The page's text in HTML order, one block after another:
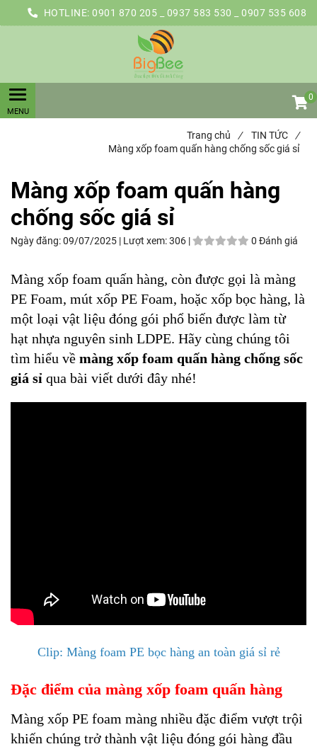
HOTLINE: 0901 870 205 _ 0937 583 530 _ 0907 535 608
0
Trang chủ / TIN TỨC
/
Màng xốp foam quấn hàng chống sốc giá sỉ
Màng xốp foam quấn hàng
chống sốc giá sỉ
Ngày đăng:09/07/2025 | Lượt xem:306 | 0 Đánh giá
Màng xốp foam quấn hàng, còn được gọi là màng
PE Foam, mút xốp PE Foam, hoặc xốp bọc hàng, là
một loại vật liệu đóng gói phổ biến được làm từ
hạt nhựa nguyên sinh LDPE. Hãy cùng chúng tôi
tìm hiểu về màng xốp foam quấn hàng chống sốc
giá sỉ qua bài viết dưới đây nhé!
Clip: Màng foam PE bọc hàng an toàn giá sỉ rẻ
Đặc điểm của màng xốp foam quấn hàng
Màng xốp PE foam màng nhiều đặc điểm vượt trội
khiến chúng trở thành vật liệu đóng gói hàng đầu